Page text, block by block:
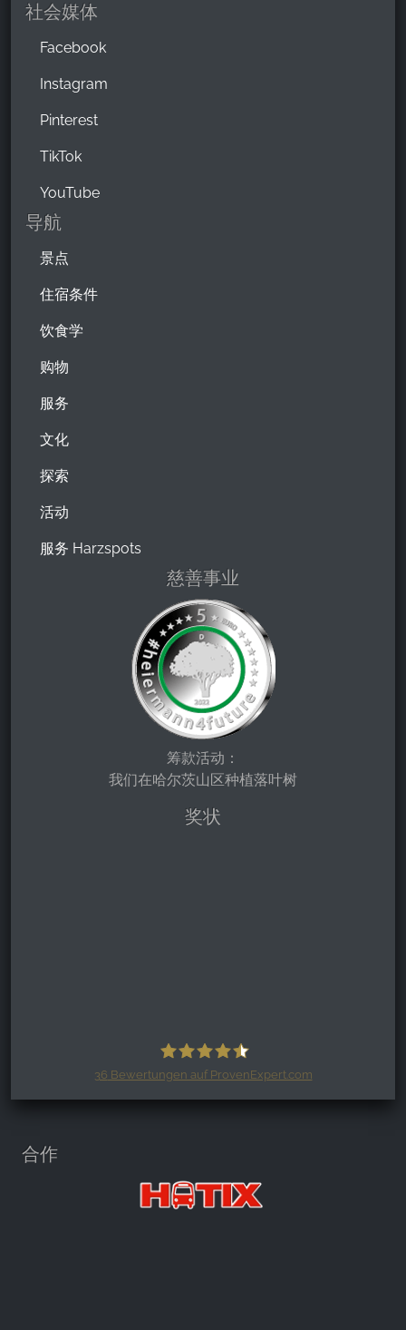
社会媒体
Facebook
Instagram
Pinterest
TikTok
YouTube
导航
景点
住宿条件
饮食学
购物
服务
文化
探索
活动
服务 Harzspots
慈善事业
筹款活动：
我们在哈尔茨山区种植落叶树
奖状
Harzspots.com - Den neuen Harz
36 Bewertungen auf ProvenExpert.com
合作